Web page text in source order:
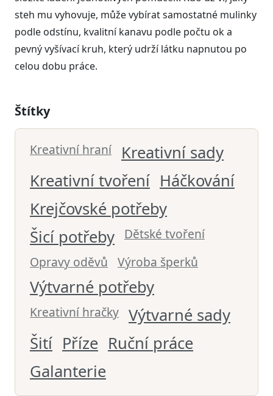
steh mu vyhovuje, může vybírat samostatné mulinky
podle odstínu, kvalitní kanavu podle počtu ok a
pevný vyšívací kruh, který udrží látku napnutou po
celou dobu práce.
Štítky
Kreativní hraní
Kreativní sady
Kreativní tvoření Háčkování
Krejčovské potřeby
Šicí potřeby
Dětské tvoření
Opravy oděvů
Výroba šperků
Výtvarné potřeby
Kreativní hračky Výtvarné sady
Šití Příze Ruční práce
Galanterie